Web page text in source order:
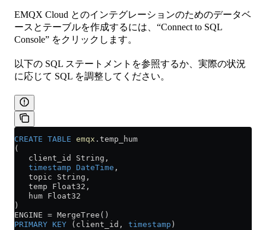
EMQX Cloud とのインテグレーションのためのデータベ
ースとテーブルを作成するには、“Connect to SQL
Console” をクリックします。
以下の SQL ステートメントを参照するか、実際の状況
に応じて SQL を調整してください。
CREATE TABLE emqx .temp_hum
(
   client_id String,
   timestamp
DateTime ,
   topic String,
   temp Float32,
   hum Float32
)
ENGINE = MergeTree()
PRIMARY KEY (client_id, timestamp )